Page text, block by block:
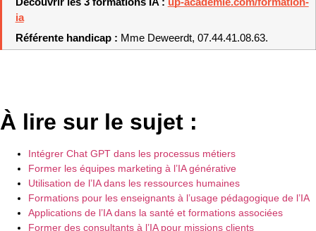
Découvrir les 3 formations IA : up-academie.com/formation-
ia
Référente handicap : Mme Deweerdt, 07.44.41.08.63.
À lire sur le sujet :
Intégrer Chat GPT dans les processus métiers
Former les équipes marketing à l’IA générative
Utilisation de l’IA dans les ressources humaines
Formations pour les enseignants à l’usage pédagogique de l’IA
Applications de l’IA dans la santé et formations associées
Former des consultants à l’IA pour missions clients